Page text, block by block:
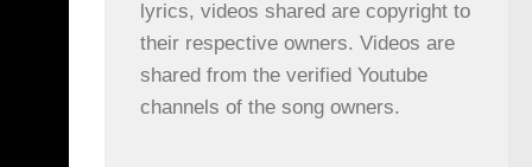
lyrics, videos shared are copyright to
their respective owners. Videos are
shared from the verified Youtube
channels of the song owners.